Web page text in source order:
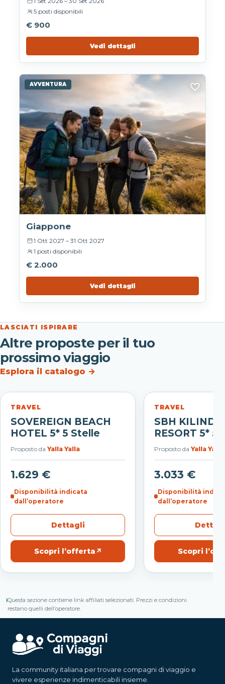
5 posti disponibili
€ 900
Vedi dettagli
AVVENTURA ♡
Giappone
1 Ott 2027 – 31 Ott 2027
1 posti disponibili
€ 2.000
Vedi dettagli
LASCIATI ISPIRARE
Altre proposte per il tuo
prossimo viaggio
Esplora il catalogo →
TRAVEL
SOVEREIGN BEACH
HOTEL 5* 5 Stelle
Proposto da Yalla Yalla
1.629 €
Disponibilità indicata
dall’operatore
Dettagli
Scopri l’offerta↗
TRAVEL
SBH
RESORT 5* 5
Proposto da Yalla Yalla
3.033 €
Disponibilità
dall’operatore
Scopri
ℹQuesta sezione contiene link affiliati selezionati. Prezzi e condizioni
restano quelli dell’operatore.
La community italiana per trovare compagni di viaggio e
vivere esperienze indimenticabili insieme.